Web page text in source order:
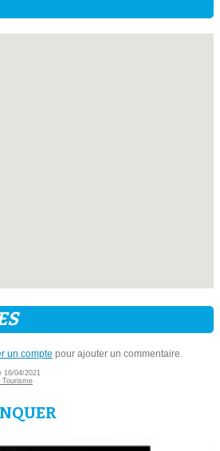
un compte pour ajouter un commentaire.
16/04/2021
Tourisme